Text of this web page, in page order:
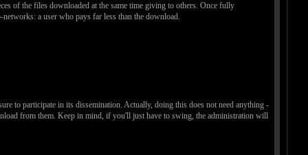
of the files downloaded at the same time giving to others. Once fully
a user who pays far less than the download.
to participate in its dissemination. Actually, doing this does not need anything -
from them. Keep in mind, if you'll just have to swing, the administration will